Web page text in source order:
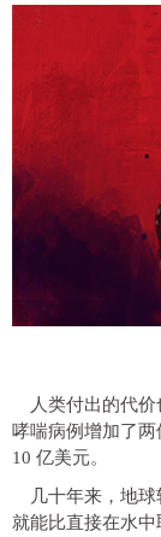
人类付出的代
哮喘病例增加了
10 亿美元。
几十年来，地
就能比直接在水